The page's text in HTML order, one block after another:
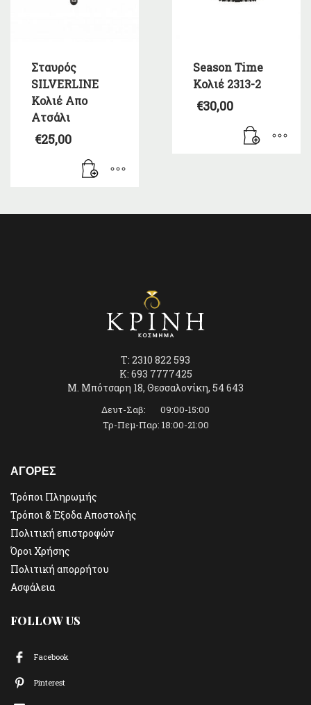
Σταυρός
SILVERLINE
Κολιέ Απο
Ατσάλι
€25,00
Season Time
Κολιέ 2313-2
€30,00
T: 2310 822 593
K: 693 7777425
Μ. Μπότσαρη 18, Θεσσαλονίκη, 54 643
Δευτ-Σαβ: 09:00-15:00
Τρ-Πεμ-Παρ: 18:00-21:00
ΑΓΟΡΕΣ
Τρόποι Πληρωμής
Τρόποι & Έξοδα Αποστολής
Πολιτική επιστροφών
Όροι Χρήσης
Πολιτική απορρήτου
Ασφάλεια
FOLLOW US
Facebook
Pinterest